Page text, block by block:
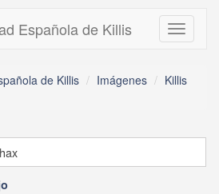
Toggle
Española de Killis
de Killis Imágenes
Killis